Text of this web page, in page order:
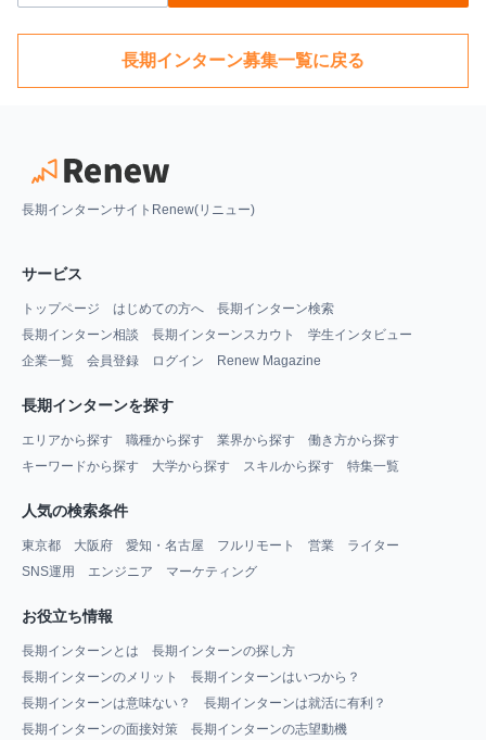
長期インターン募集一覧に戻る
長期インターンサイトRenew(リニュー)
サービス
トップページ はじめての方へ
長期インターン検索
長期インターン相談
長期インターンスカウト
学生インタビュー
企業一覧
会員登録 ログイン Renew Magazine
長期インターンを探す
エリアから探す 職種から探す 業界から探す
働き方から探す
キーワードから探す
大学から探す スキルから探す 特集一覧
人気の検索条件
東京都 大阪府 愛知・名古屋 フルリモート 営業
ライター
SNS運用
エンジニア マーケティング
お役立ち情報
長期インターンとは
長期インターンの探し方
長期インターンのメリット
長期インターンはいつから？
長期インターンは意味ない？
長期インターンは就活に有利？
長期インターンの面接対策
長期インターンの志望動機